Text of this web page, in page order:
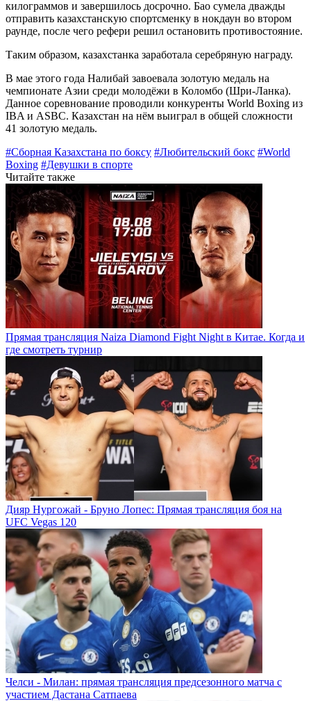
килограммов и завершилось досрочно. Бао сумела дважды
отправить казахстанскую спортсменку в нокдаун во втором
раунде, после чего рефери решил остановить противостояние.
Таким образом, казахстанка заработала серебряную награду.
В мае этого года Налибай завоевала золотую медаль на
чемпионате Азии среди молодёжи в Коломбо (Шри-Ланка).
Данное соревнование проводили конкуренты World Boxing из
IBA и ASBC. Казахстан на нём выиграл в общей сложности
41 золотую медаль.
#Сборная Казахстана по боксу #Любительский бокс #World
Boxing #Девушки в спорте
Читайте также
Прямая трансляция Naiza Diamond Fight Night в Китае. Когда и
где смотреть турнир
Дияр Нургожай - Бруно Лопес: Прямая трансляция боя на
UFC Vegas 120
Челси - Милан: прямая трансляция предсезонного матча с
участием Дастана Сатпаева